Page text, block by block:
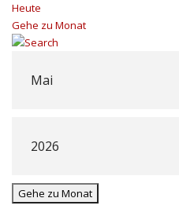
Heute
Gehe zu Monat
Gehe zu Monat